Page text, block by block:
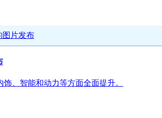
图片发布
、智能和动力等方面全面提升。